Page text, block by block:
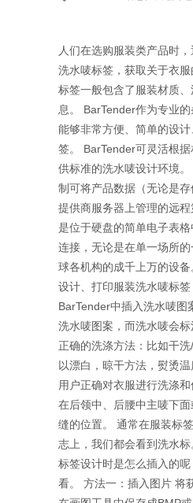
人们在选购服装类产品时
洗水唛标签，获取关于衣
标签一般包含了服装材质
息。 BarTender作为专业的
能够非常方便、简单的设
签。 BarTender可灵活根
供标准的洗水唛设计环境
制可将产品数据（无论是
提供商服务器上管理的远
是位于硬盘的简单电子表
连接，无论是在单一场所
球各机构的成千上万的设
设计、打印服装洗水唛标
BarTender中插入洗水唛图
洗水唛图案，而洗水唛会
正确的洗涤方法：比如干
以漂白，晾干方法，熨烫
用户正确对衣服进行洗涤
在后领中、后腰中主唛下
缝的位置。 通常在服装标
志上，我们都会看到洗水
标签设计时是怎么插入的
看。 方法一：插入图片 将